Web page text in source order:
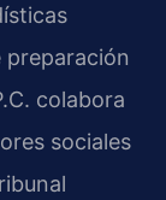
colabora
sociales